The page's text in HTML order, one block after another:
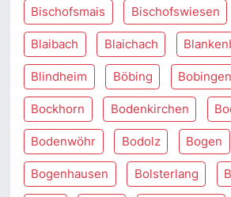
Bischofsmais Bischofswiesen
Blaibach Blaichach
Blindheim Böbing Bobingen
Bockhorn Bodenkirchen
Bodenwöhr Bodolz Bogen
Bogenhausen Bolsterlang